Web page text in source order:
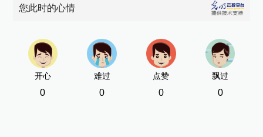
您此时的心情
开心
0
难过
0
点赞
0
飘过
0